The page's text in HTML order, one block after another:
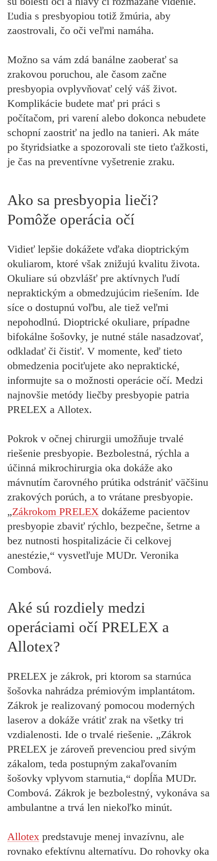
Ľudia s presbyopiou totiž žmúria, aby
zaostrovali, čo oči veľmi namáha.
Možno sa vám zdá banálne zaoberať sa
zrakovou poruchou, ale časom začne
presbyopia ovplyvňovať celý váš život.
Komplikácie budete mať pri práci s
počítačom, pri varení alebo dokonca nebudete
schopní zaostriť na jedlo na tanieri. Ak máte
po štyridsiatke a spozorovali ste tieto ťažkosti,
je čas na preventívne vyšetrenie zraku.
Ako sa presbyopia lieči?
Pomôže operácia očí
Vidieť lepšie dokážete vďaka dioptrickým
okuliarom, ktoré však znižujú kvalitu života.
Okuliare sú obzvlášť pre aktívnych ľudí
nepraktickým a obmedzujúcim riešením. Ide
síce o dostupnú voľbu, ale tiež veľmi
nepohodlnú. Dioptrické okuliare, prípadne
bifokálne šošovky, je nutné stále nasadzovať,
odkladať či čistiť. V momente, keď tieto
obmedzenia pociťujete ako nepraktické,
informujte sa o možnosti operácie očí. Medzi
najnovšie metódy liečby presbyopie patria
PRELEX a Allotex.
Pokrok v očnej chirurgii umožňuje trvalé
riešenie presbyopie. Bezbolestná, rýchla a
účinná mikrochirurgia oka dokáže ako
mávnutím čarovného prútika odstrániť väčšinu
zrakových porúch, a to vrátane presbyopie.
„Zákrokom PRELEX dokážeme pacientov
presbyopie zbaviť rýchlo, bezpečne, šetrne a
bez nutnosti hospitalizácie či celkovej
anestézie,“ vysvetľuje MUDr. Veronika
Combová.
Aké sú rozdiely medzi
operáciami očí PRELEX a
Allotex?
PRELEX je zákrok, pri ktorom sa starnúca
šošovka nahrádza prémiovým implantátom.
Zákrok je realizovaný pomocou moderných
laserov a dokáže vrátiť zrak na všetky tri
vzdialenosti. Ide o trvalé riešenie. „Zákrok
PRELEX je zároveň prevenciou pred sivým
zákalom, teda postupným zakaľovaním
šošovky vplyvom starnutia,“ dopĺňa MUDr.
Combová. Zákrok je bezbolestný, vykonáva sa
ambulantne a trvá len niekoľko minút.
Allotex predstavuje menej invazívnu, ale
rovnako efektívnu alternatívu. Do rohovky oka